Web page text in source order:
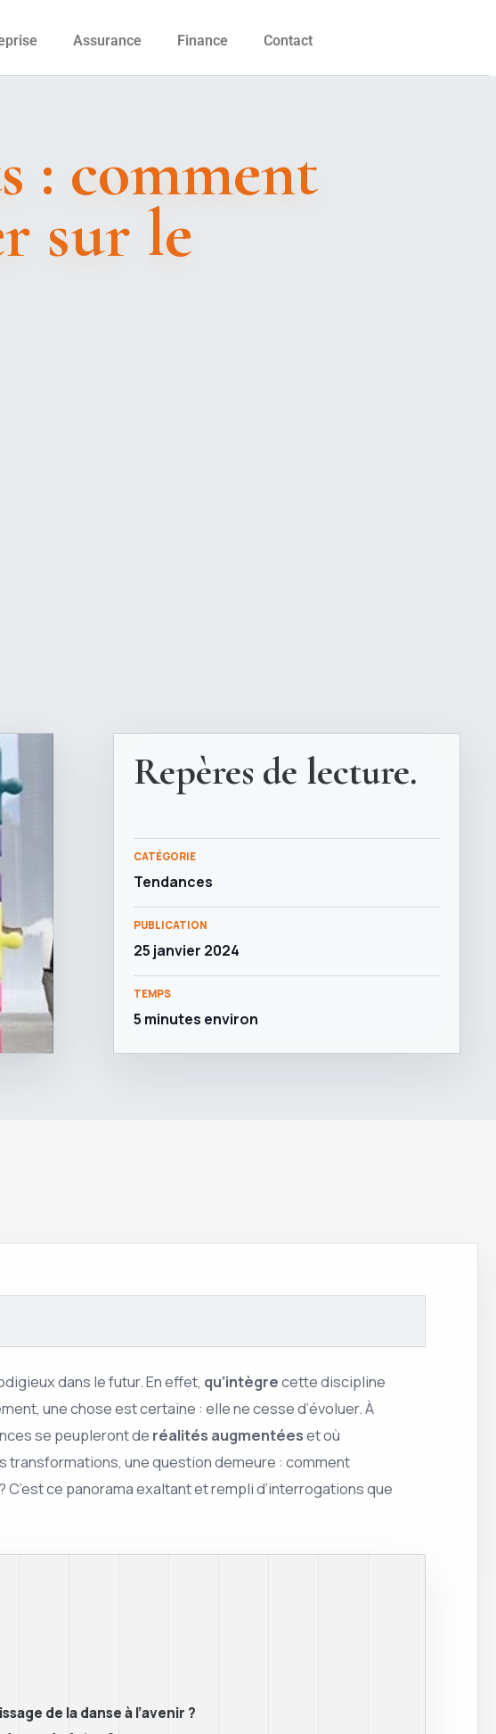
Assurance Finance Contact
: comment
sur le
Repères de lecture.
CATÉGORIE
Tendances
PUBLICATION
25 janvier 2024
TEMPS
5 minutes environ
dans le futur. En effet, qu’intègrecette discipline
une chose est certaine : elle ne cesse d’évoluer. À
se peupleront de réalités augmentéeset où
transformations, une question demeure : comment
C’est ce panorama exaltant et rempli d’interrogations que
de la danse à l’avenir ?